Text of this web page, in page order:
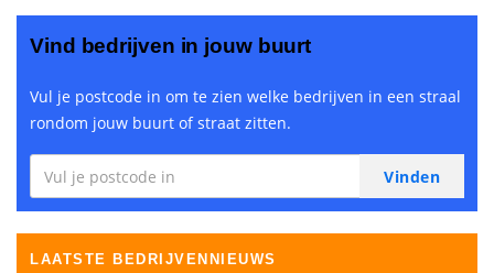
Vind bedrijven in jouw buurt
Vul je postcode in om te zien welke bedrijven in een straal
rondom jouw buurt of straat zitten.
LAATSTE BEDRIJVENNIEUWS